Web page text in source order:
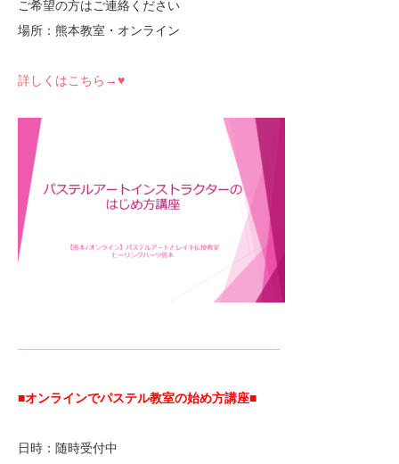
ご希望の方はご連絡ください
場所：熊本教室・オンライン
詳しくはこちら→♥
—————————————————————
■オンラインでパステル教室の始め方講座■
日時：随時受付中